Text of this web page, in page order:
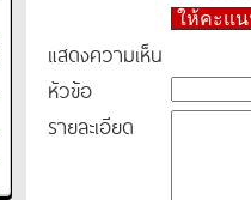
ให้คะแ
แสดงความเห็น
หัวข้อ
รายละเอียด